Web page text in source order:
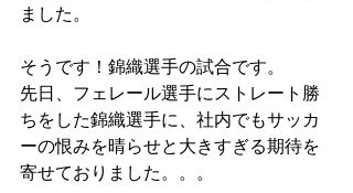
ました。
そうです！錦織選手の試合です。
先日、フェレール選手にストレート勝
ちをした錦織選手に、社内でもサッカ
ーの恨みを晴らせと大きすぎる期待を
寄せておりました。。。